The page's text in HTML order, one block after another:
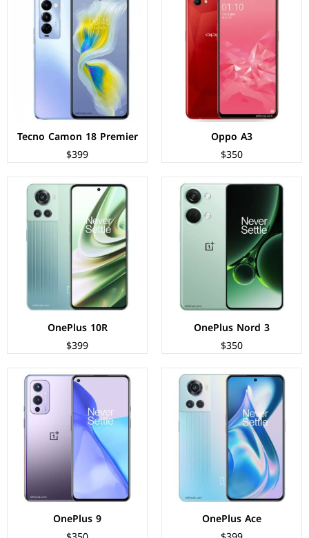
Oppo A3
$350
Tecno Camon 18 Premier
$399
OnePlus Nord 3
$350
المعالج:
الكاميرات:خلفية 50+8+2 م.ب/ امامية 16 م.ب
الذاكرة+الرام:128/256 + 8/16 جيجابايت
نظام التشغيل:Android 13
البطارية:5000 مللي أمبير - 80 واط
عرض المواصفات ←
OnePlus 10R
$399
الشاشة:OLED بحجم 6.7 بوصة بدقة FHD+
Mediatek Dimensity 8100-Max
الكاميرات:خلفية 50+8+2 م.ب/ امامية 16 م.ب
الذاكرة+الرام:128/256 + 8/12 جيجابايت
نظام التشغيل:Android 12
البطارية:5000 مللي امبير - 80 واط
عرض المواصفات ←
OnePlus Ace
الشاشة:
المعالج:Mediatek Dimensity 8100-Max
الكاميرات:خلفية 50+8+2 م.ب/ امامية 16 م.ب
الذاكرة+الرام:128/256/512 + 8/12 جيجابايت
نظام التشغيل:Android 12
البطارية:4500 مللي امبير - 150 واط
عرض المواصفات ←
OnePlus 9
الشاشة:Fluid AMOLED بحجم 6.55 بوصة بدقة FHD+
المعالج:Qualcomm Snapdragon 888 5G
الكاميرات:خلفية 48+50+2 م.ب/ امامية 16 م.ب
الذاكرة+الرام:128/256 + 8/12 جيجابايت
نظام التشغيل:Android 11
البطارية:4500 مللي امبير - 65 واط
عرض المواصفات ←